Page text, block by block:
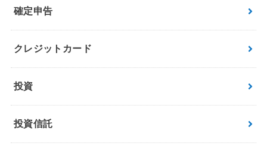
確定申告
クレジットカード
投資
投資信託